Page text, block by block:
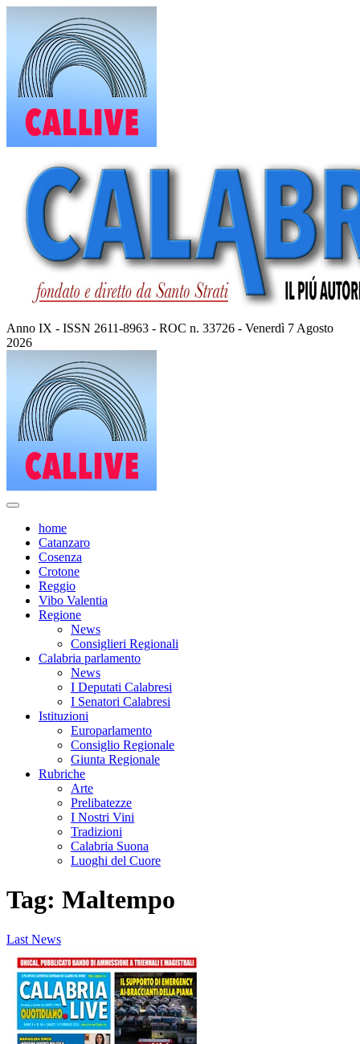
contenuto
Anno IX - ISSN 2611-8963 - ROC n. 33726 - Venerdì 7 Agosto
2026
home
Catanzaro
Cosenza
Crotone
Reggio
Vibo Valentia
Regione
News
Consiglieri Regionali
Calabria parlamento
News
I Deputati Calabresi
I Senatori Calabresi
Istituzioni
Europarlamento
Consiglio Regionale
Giunta Regionale
Rubriche
Arte
Prelibatezze
I Nostri Vini
Tradizioni
Calabria Suona
Luoghi del Cuore
Tag: Maltempo
Last News